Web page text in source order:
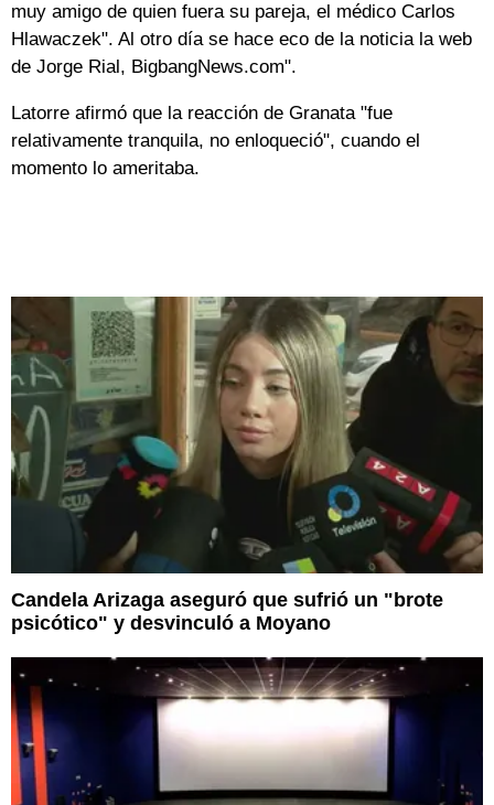
muy amigo de quien fuera su pareja, el médico Carlos
Hlawaczek". Al otro día se hace eco de la noticia la web
de Jorge Rial, BigbangNews.com".
Latorre afirmó que la reacción de Granata "fue
relativamente tranquila, no enloqueció", cuando el
momento lo ameritaba.
Candela Arizaga aseguró que sufrió un "brote
psicótico" y desvinculó a Moyano